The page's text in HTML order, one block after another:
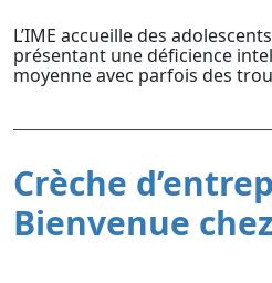
L’IME accueille des
présentant une déficience
moyenne avec parfois des
Crèche
Bienvenue